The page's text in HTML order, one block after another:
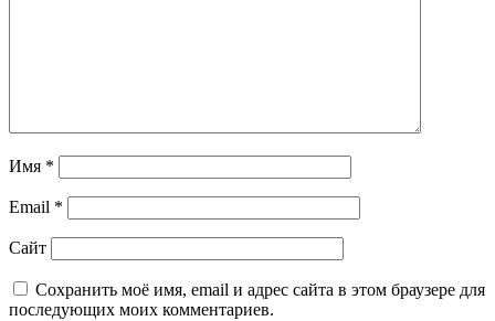
Имя *
Email *
Сайт
Сохранить моё имя, email и адрес сайта в этом браузере для
последующих моих комментариев.